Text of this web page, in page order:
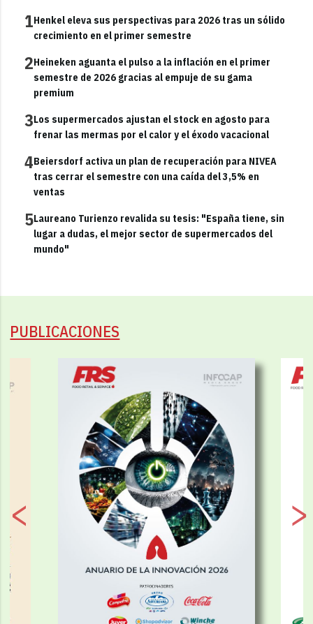
1Henkel eleva sus perspectivas para 2026 tras un sólido
crecimiento en el primer semestre
2Heineken aguanta el pulso a la inflación en el primer
semestre de 2026 gracias al empuje de su gama
premium
3Los supermercados ajustan el stock en agosto para
frenar las mermas por el calor y el éxodo vacacional
4Beiersdorf activa un plan de recuperación para NIVEA
tras cerrar el semestre con una caída del 3,5% en
ventas
5Laureano Turienzo revalida su tesis: "España tiene, sin
lugar a dudas, el mejor sector de supermercados del
mundo"
PUBLICACIONES